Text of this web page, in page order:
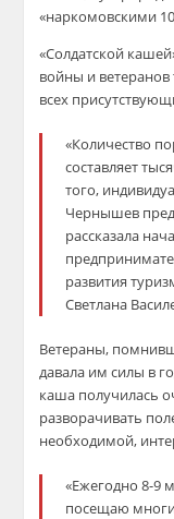
«наркомовскими
«Солдатской
войны и
всех
«Количество
составляет
того,
Чернышев
рассказала
развития
Светлана
Ветераны,
давала им силы в
каша получилась
разворачивать
необходимой,
«Ежегодно 8-9
посещаю